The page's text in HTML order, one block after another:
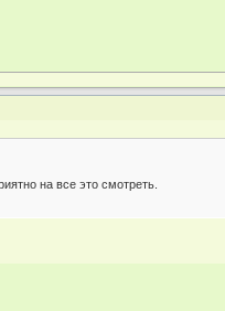
на все это смотреть.